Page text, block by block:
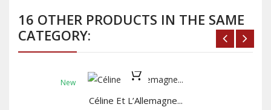
16 OTHER PRODUCTS IN THE SAME
CATEGORY:
New
Céline Et L’Allemagne...